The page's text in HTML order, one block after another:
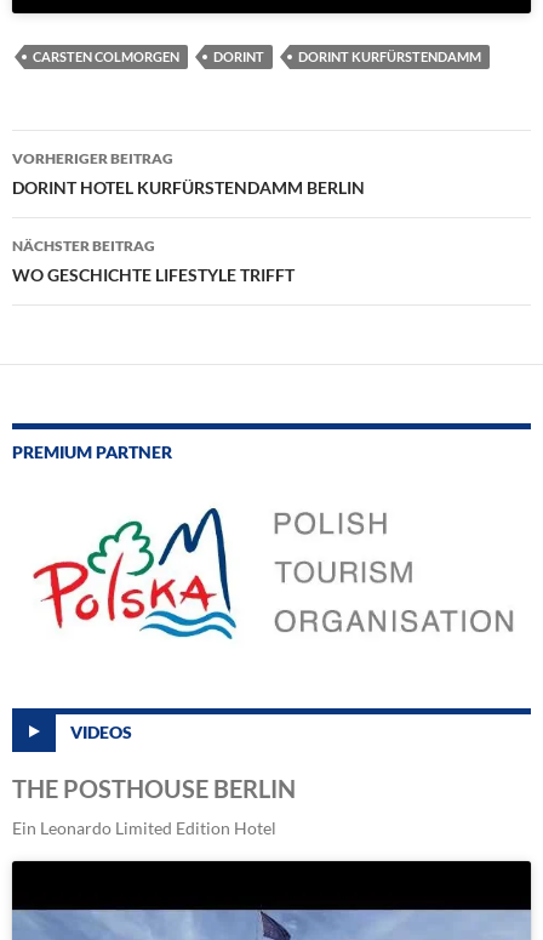
CARSTEN COLMORGEN DORINT DORINT KURFÜRSTENDAMM
Beitragsnavigation
VORHERIGER BEITRAG
DORINT HOTEL KURFÜRSTENDAMM BERLIN
NÄCHSTER BEITRAG
WO GESCHICHTE LIFESTYLE TRIFFT
PREMIUM PARTNER
VIDEOS
THE POSTHOUSE BERLIN
Ein Leonardo Limited Edition Hotel